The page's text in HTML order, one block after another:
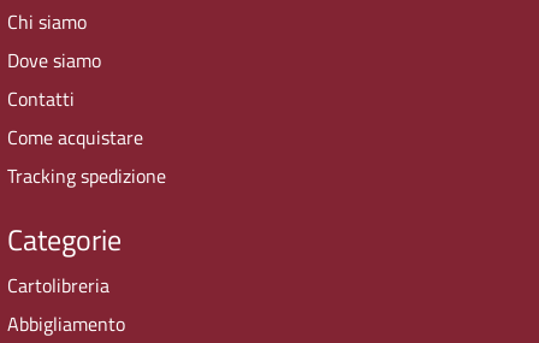
Chi siamo
Dove siamo
Contatti
Come acquistare
Tracking spedizione
Categorie
Cartolibreria
Abbigliamento